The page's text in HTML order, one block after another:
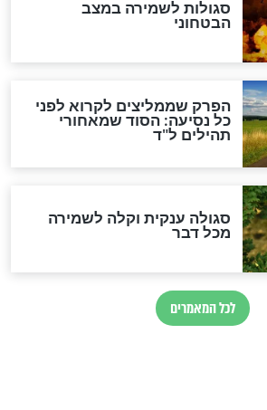
של הבבא סאלי: "אלו
האחרונות לפני מלחמה
גבולות ארץ ישראל
הגאולה?
המאמרים
תהילים